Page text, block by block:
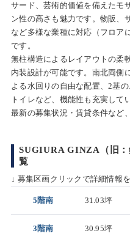
サード、芸術的価値を備えたモ
ン性の高さも魅力です。物販、
など多様な業種に対応（フロア
です。
無柱構造によるレイアウトの柔
内装設計が可能です。南北両側
よる水回りの自由な配置、2基
トイレなど、機能性も充実して
最新の募集状況・賃貸条件など
SUGIURA GINZA（旧：
覧
↓ 募集区画クリックで詳細情報
5階南 31.03坪
3階南 30.95坪